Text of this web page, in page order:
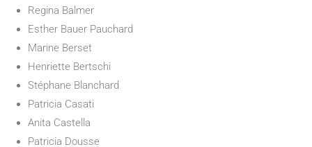
Regina Balmer
Esther Bauer Pauchard
Marine Berset
Henriette Bertschi
Stéphane Blanchard
Patricia Casati
Anita Castella
Patricia Dousse